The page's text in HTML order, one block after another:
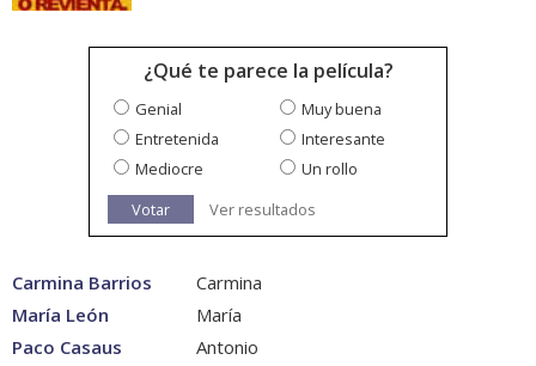
¿Qué te parece la película?
Genial
Muy buena
Entretenida
Interesante
Mediocre
Un rollo
Votar
Ver resultados
Carmina Barrios
Carmina
María León
María
Paco Casaus
Antonio